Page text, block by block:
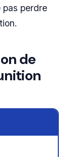
perdre
de